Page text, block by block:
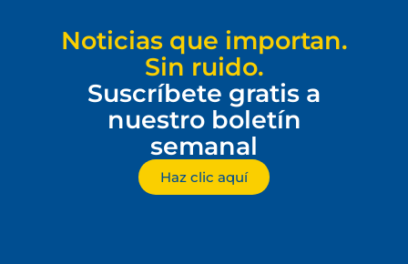
Noticias que importan.
Sin ruido.
Suscríbete gratis a
nuestro boletín
semanal
Haz clic aquí